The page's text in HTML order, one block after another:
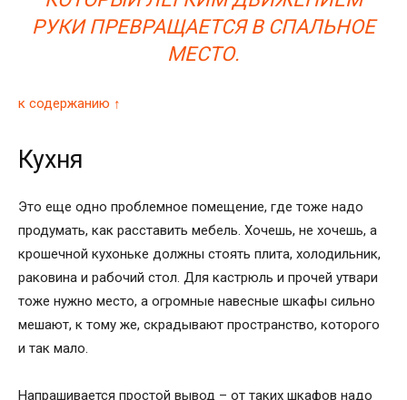
РУКИ ПРЕВРАЩАЕТСЯ В СПАЛЬНОЕ
МЕСТО.
к содержанию ↑
Кухня
Это еще одно проблемное помещение, где тоже надо
продумать, как расставить мебель. Хочешь, не хочешь, а
крошечной кухоньке должны стоять плита, холодильник,
раковина и рабочий стол. Для кастрюль и прочей утвари
тоже нужно место, а огромные навесные шкафы сильно
мешают, к тому же, скрадывают пространство, которого
и так мало.
Напрашивается простой вывод – от таких шкафов надо